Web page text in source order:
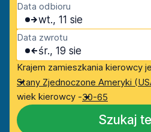
Data odbioru
wt., 11 sie
Data zwrotu
śr., 19 sie
Krajem zamieszkania kierowcy
Stany Zjednoczone Ameryki
wiek kierowcy -30-65
Szukaj